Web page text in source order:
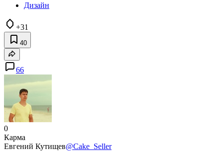
Дизайн
+31
40
66
0
Карма
Евгений Кутищев@Cake_Seller